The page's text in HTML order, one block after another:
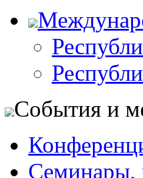
События и
Семинары,